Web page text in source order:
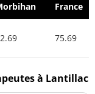
France
75.69
à Lantillac